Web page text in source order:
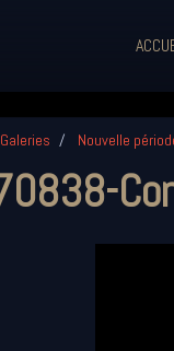
Galeries Nouvelle